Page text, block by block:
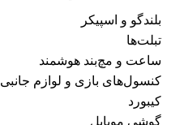
بلندگو و اسپیکر
تبلت‌ها
ساعت و مچ‌بند هوشمند
کنسول‌های بازی و لوازم جانبی
کیبورد
گوشی موبایل